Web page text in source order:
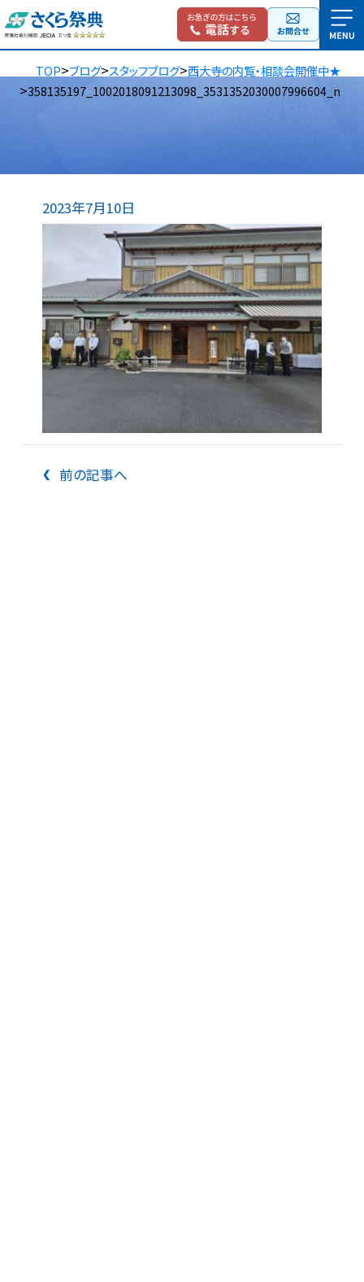
TOP>ブログ>スタッフブログ>西大寺の内覧・相談会開催中★
>358135197_1002018091213098_3531352030007996604_n
2023年7月10日
前の記事へ